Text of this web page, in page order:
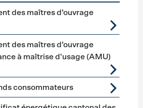
Beratung
des maîtres d’ouvrage
des maîtres d’ouvrage
à maîtrise d'usage (AMU)
consommateurs